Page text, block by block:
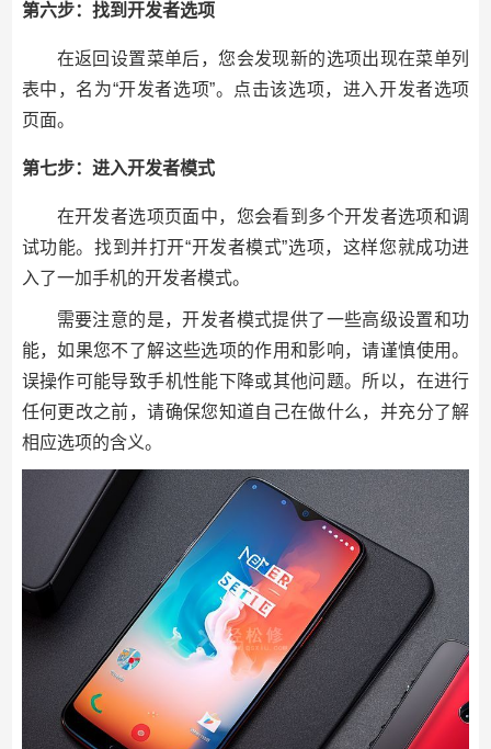
第六步：找到开发者选项
在返回设置菜单后，您会发现新的选项出现在菜单列
表中，名为“开发者选项”。点击该选项，进入开发者选项
页面。
第七步：进入开发者模式
在开发者选项页面中，您会看到多个开发者选项和调
试功能。找到并打开“开发者模式”选项，这样您就成功进
入了一加手机的开发者模式。
需要注意的是，开发者模式提供了一些高级设置和功
能，如果您不了解这些选项的作用和影响，请谨慎使用。
误操作可能导致手机性能下降或其他问题。所以，在进行
任何更改之前，请确保您知道自己在做什么，并充分了解
相应选项的含义。